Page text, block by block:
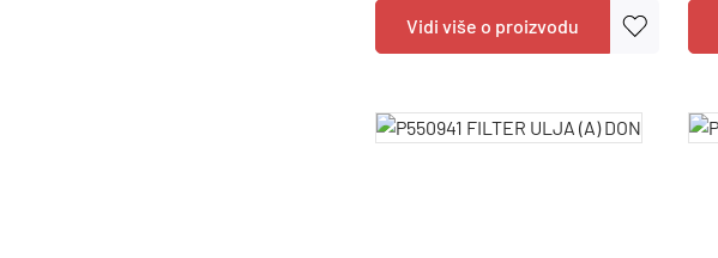
Vidi više o proizvodu